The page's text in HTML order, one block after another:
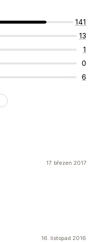
141
13
1
0
6
17. březen 2017
16. listopad 2016